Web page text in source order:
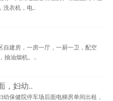
洗衣机，电..
自建房，一房一厅，一厨一卫，配空
抽油烟机。..
，妇幼..
幼保健院停车场后面电梯房单间出租，